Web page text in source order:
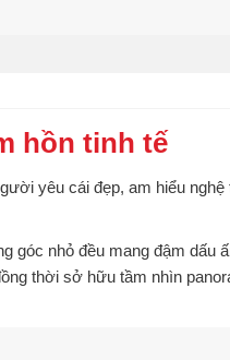
hồn tinh tế
yêu cái đẹp, am hiểu
góc nhỏ đều mang đậm dấu
thời sở hữu tầm nhìn